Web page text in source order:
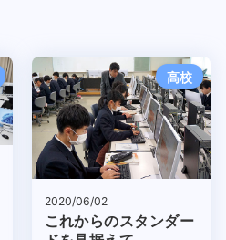
高校
2020/06/02
これからのスタンダー